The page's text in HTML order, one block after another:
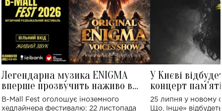
Легендарна музика ENIGMA
вперше прозвучить наживо в
Україні: де відбудеться концерт
B-Mall Fest оголошує іноземного
хедлайнера фестивалю: 22 листопада
У Києві
концерт
Клименка:
виконають
25 липня у новому
Що, Інше»